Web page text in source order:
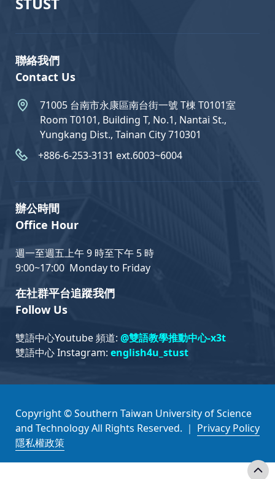
聯絡我們
Contact Us
71005 台南市永康區南台街一號 T棟 T0101室
Room T0101, Building T, No.1, Nantai St.,
Yungkang Dist., Tainan City 710301
+886-6-253-3131 ext.6003~6004
辦公時間
Office Hour
週一至週五上午 9 時至下午 5 時
9:00~17:00 Monday to Friday
在社群平台追蹤我們
Follow Us
雙語中心Youtube 頻道: @雙語教學推動中心-x3t
雙語中心 Instagram: english4u_stust
Copyright © Southern Taiwan University of Science
and Technology All Rights Reserved. ｜ Privacy Policy
隱私權政策